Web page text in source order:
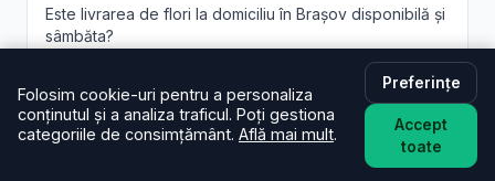
Este livrarea de flori la domiciliu în Brașov disponibilă și
sâmbăta?
Da, în majoritatea cazurilor livrăm și sâmbăta. În
perioade aglomerate pot exista sloturi limitate, afișate
la finalizare.
Pot programa livrarea pentru o oră anume în Brașov?
Oferim intervale orare; pentru ore fixe încercăm să
Folosim cookie-uri pentru a personaliza
conținutul și a analiza traficul. Poți gestiona
categoriile de consimțământ. Află mai mult.
Preferințe
Accept
toate